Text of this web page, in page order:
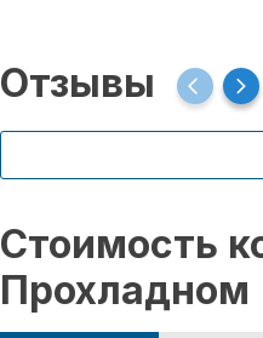
Отзывы
Стоимость
Прохладном